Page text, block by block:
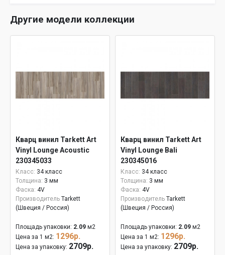
Другие модели коллекции
Кварц винил Tarkett Art
Vinyl Lounge Acoustic
230345033
Класс: 34 класс
Толщина: 3 мм
Фаска: 4V
Производитель Tarkett
(Швеция / Россия)
Площадь упаковки: 2.09 м2
Цена за 1 м2: 1296р.
Цена за упаковку: 2709р.
Кварц винил Tarkett Art
Vinyl Lounge Bali
230345016
Класс: 34 класс
Толщина: 3 мм
Фаска: 4V
Производитель Tarkett
(Швеция / Россия)
Площадь упаковки: 2.09 м2
Цена за 1 м2: 1296р.
Цена за упаковку: 2709р.